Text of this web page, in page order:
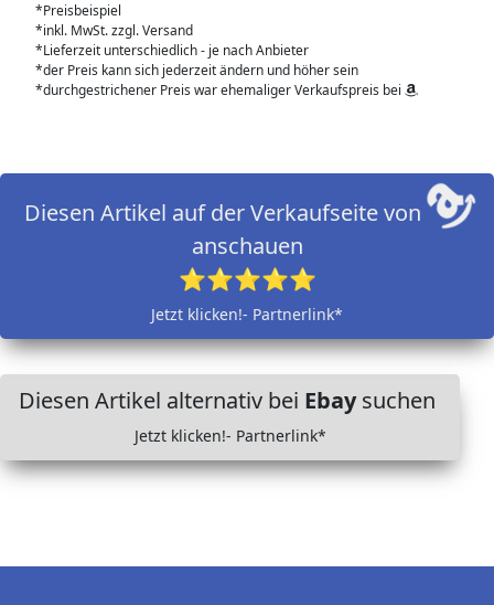
*Preisbeispiel
*inkl. MwSt. zzgl. Versand
*Lieferzeit unterschiedlich - je nach Anbieter
*der Preis kann sich jederzeit ändern und höher sein
*durchgestrichener Preis war ehemaliger Verkaufspreis bei
Diesen Artikel auf der Verkaufseite von
anschauen
⭐⭐⭐⭐⭐
Jetzt klicken!- Partnerlink*
Diesen Artikel alternativ bei Ebaysuchen
Jetzt klicken!- Partnerlink*